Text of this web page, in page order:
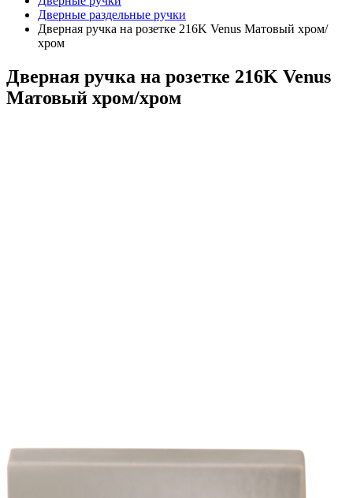
Дверные раздельные ручки
Дверная ручка на розетке 216K Venus Матовый хром/
хром
Дверная ручка на розетке 216K Venus
Матовый хром/хром